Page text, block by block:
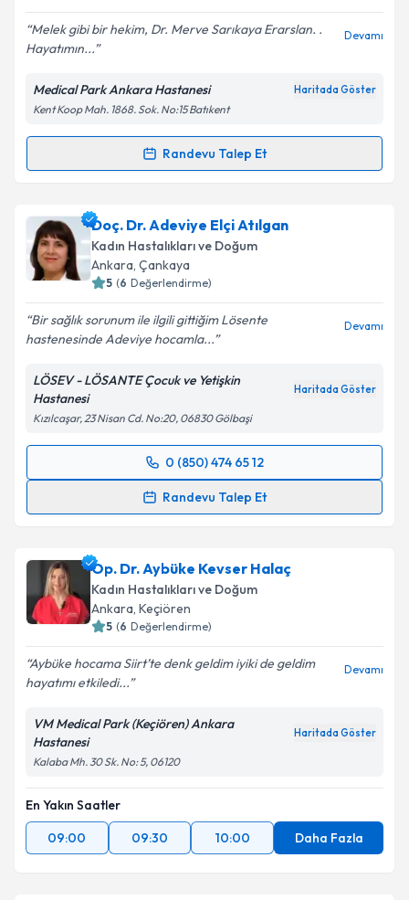
kapsamda işlenmesini kabul ediyorum.
Takvim Talebini Gönder
Melek gibi bir hekim, Dr. Merve Sarıkaya Erarslan. .
Hayatımın...
Devamı
Medical Park Ankara Hastanesi Haritada Göster
Kent Koop Mah. 1868. Sok. No:15 Batıkent
Randevu Talep Et
Randevu Takvimi Talebi
Op. Dr. Merve SARIKAYA ERASLANiçin randevu
takvimi talebi oluşturun. Size bu uzmandan randevu
almanız için bir takvim hazırlandığında e-posta ile
bilgilendireceğiz.
E-posta Adresiniz
Kişisel verilerimin işlenmesine ilişkin
Metni'ni okudum ve kişisel verilerimin belirtilen
kapsamda işlenmesini kabul ediyorum.
Takvim Talebini Gönder
Doç. Dr. Adeviye Elçi Atılgan
Kadın Hastalıkları ve Doğum
Ankara, Çankaya
5 (6 Değerlendirme)
Bir sağlık sorunum ile ilgili gittiğim Lösente
hastenesinde Adeviye hocamla...
Devamı
LÖSEV - LÖSANTE Çocuk ve Yetişkin
Hastanesi
Haritada Göster
Kızılcaşar, 23 Nisan Cd. No:20, 06830 Gölbaşi
0 (850) 474 65 12
Randevu Talep Et
Randevu Takvimi Talebi
için bir takvim hazırlandığında e-posta ile
bilgilendireceğiz.
E-posta Adresiniz
Metni 'ni okudum ve kişisel verilerimin belirtilen
Op. Dr. Aybüke Kevser Halaç
Kadın Hastalıkları ve Doğum
Ankara, Keçiören
5 (6 Değerlendirme)
Aybüke hocama Siirt’te denk geldim iyiki de geldim
hayatımı etkiledi...
Devamı
VM Medical Park (Keçiören) Ankara
Hastanesi
Haritada Göster
Kalaba Mh. 30 Sk. No: 5, 06120
En Yakın Saatler
09:00
09:30 10:00 Daha Fazla